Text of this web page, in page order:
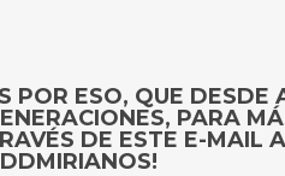
POR ESO, QUE
PARA
DE ESTE E-MAIL